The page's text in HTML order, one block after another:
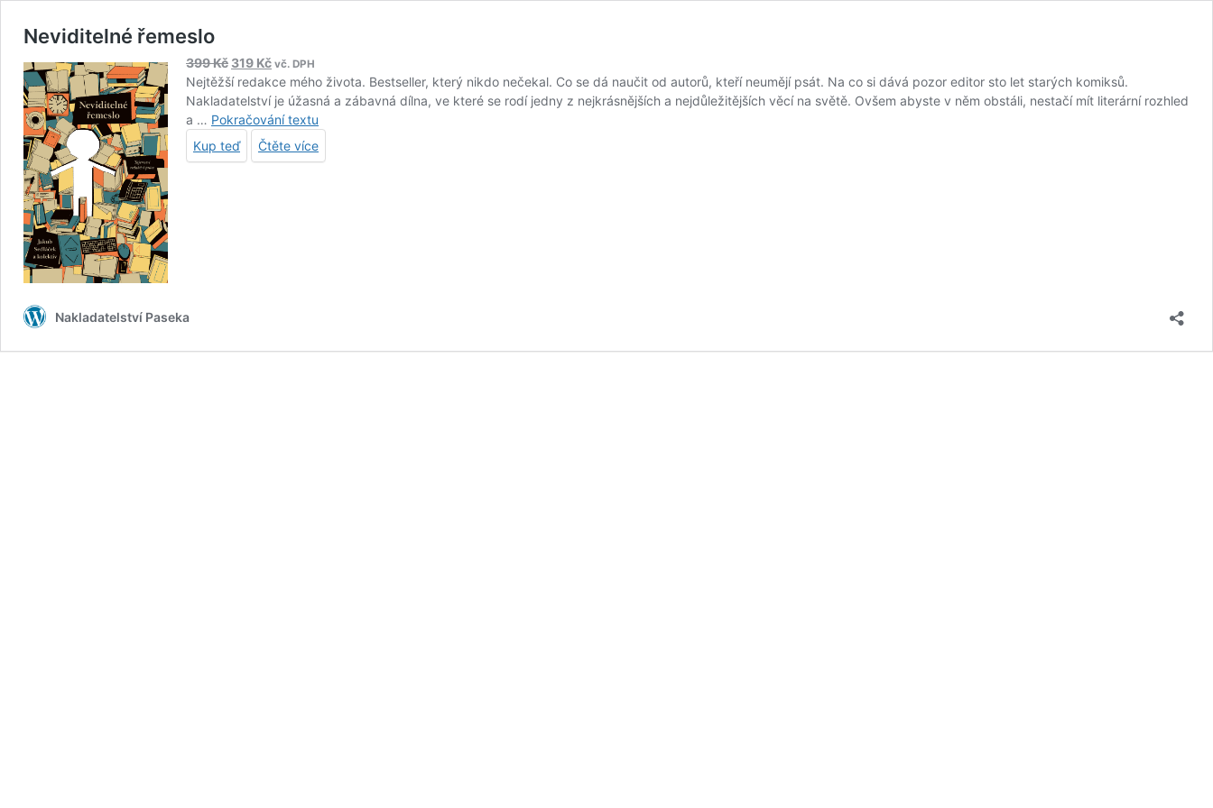
Neviditelné řemeslo
399Kč Původní
cena
byla:
399 Kč.
319 KčAktuální
cena
je:
319 Kč.
vč. DPH
Nejtěžší redakce mého života. Bestseller, který nikdo nečekal. Co se dá naučit od autorů, kteří neumějí psát. Na co si dává pozor editor sto let starých komiksů.
Nakladatelství je úžasná a zábavná dílna, ve které se rodí jedny z nejkrásnějších a nejdůležitějších věcí na světě. Ovšem abyste v něm obstáli, nestačí mít literární rozhled
a … Pokračování textu
Kup teď Čtěte více
Nakladatelství Paseka